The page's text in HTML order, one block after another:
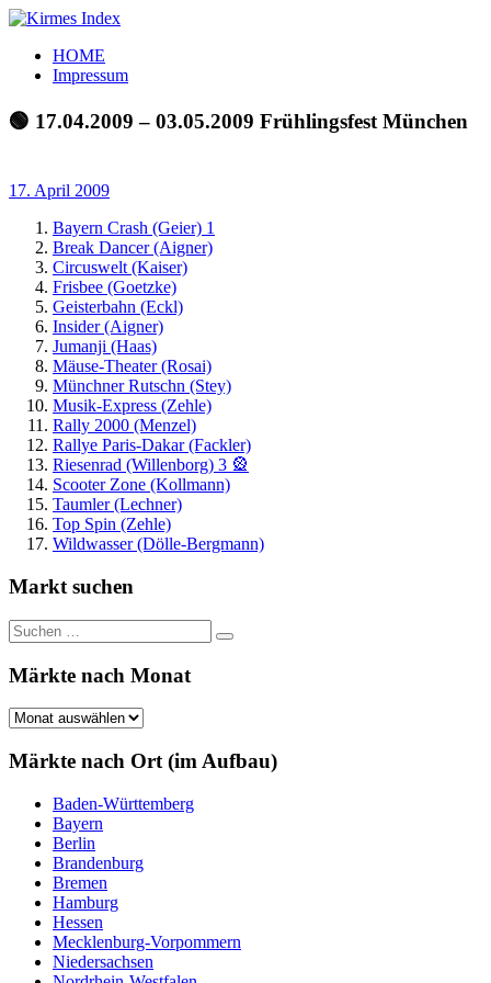
Zum
springen
Kirmes
Index
Tourpläne
der
letzten
HOME
Impressum
🟢 17.04.2009 – 03.05.2009 Frühlingsfest München
17. April 2009
Bayern Crash (Geier) 1
Break Dancer (Aigner)
Circuswelt (Kaiser)
Frisbee (Goetzke)
Geisterbahn (Eckl)
Insider (Aigner)
Jumanji (Haas)
Mäuse-Theater (Rosai)
Münchner Rutschn (Stey)
Musik-Express (Zehle)
Rally 2000 (Menzel)
Rallye Paris-Dakar (Fackler)
Riesenrad (Willenborg) 3 🎡
Scooter Zone (Kollmann)
Taumler (Lechner)
Top Spin (Zehle)
Wildwasser (Dölle-Bergmann)
Markt suchen
Suchen
nach:
Suchen
Märkte nach Monat
Märkte
Monat
Märkte nach Ort (im Aufbau)
Baden-Württemberg
Bayern
Berlin
Brandenburg
Bremen
Hamburg
Hessen
Mecklenburg-Vorpommern
Niedersachsen